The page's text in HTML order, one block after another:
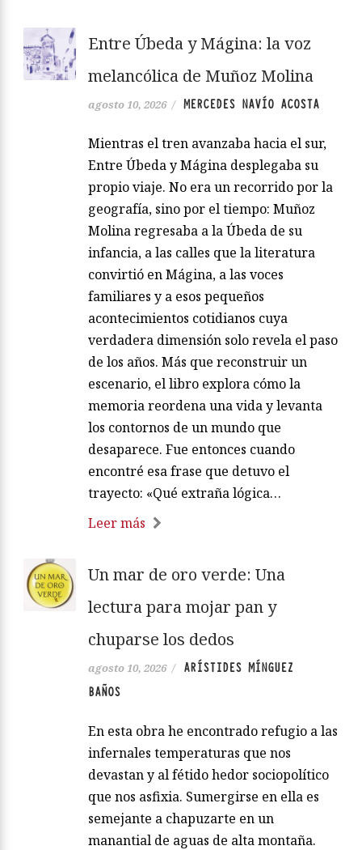
Entre Úbeda y Mágina: la voz
melancólica de Muñoz Molina
agosto 10, 2026 / MERCEDES NAVÍO ACOSTA
Mientras el tren avanzaba hacia el sur,
Entre Úbeda y Mágina desplegaba su
propio viaje. No era un recorrido por la
geografía, sino por el tiempo: Muñoz
Molina regresaba a la Úbeda de su
infancia, a las calles que la literatura
convirtió en Mágina, a las voces
familiares y a esos pequeños
acontecimientos cotidianos cuya
verdadera dimensión solo revela el paso
de los años. Más que reconstruir un
escenario, el libro explora cómo la
memoria reordena una vida y levanta
los contornos de un mundo que
desaparece. Fue entonces cuando
encontré esa frase que detuvo el
trayecto: «Qué extraña lógica…
Leer más
Un mar de oro verde: Una
lectura para mojar pan y
chuparse los dedos
agosto 10, 2026 /
ARÍSTIDES MÍNGUEZ
BAÑOS
En esta obra he encontrado refugio a las
infernales temperaturas que nos
devastan y al fétido hedor sociopolítico
que nos asfixia. Sumergirse en ella es
semejante a chapuzarte en un
manantial de aguas de alta montaña.